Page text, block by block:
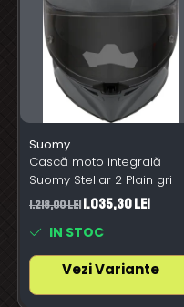
Suomy
Cască moto integrală
Suomy Stellar 2 Plain gri
1.218,00 Lei1.035,30 Lei
IN STOC
Vezi Variante